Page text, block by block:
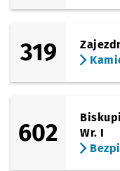
319
602
Wr. I